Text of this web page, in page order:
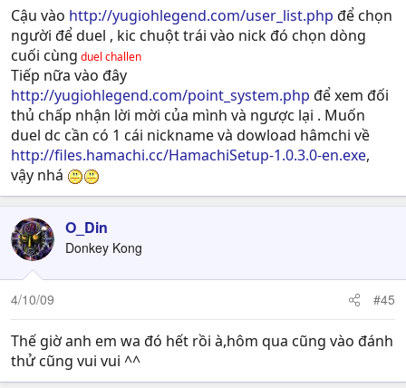
Cậu vào http://yugiohlegend.com/user_list.php để chọn
người để duel , kic chuột trái vào nick đó chọn dòng
cuối cùng duel challen
Tiếp nữa vào đây
http://yugiohlegend.com/point_system.php để xem đối
thủ chấp nhận lời mời của mình và ngược lại . Muốn
duel dc cần có 1 cái nickname và dowload hâmchi về
http://files.hamachi.cc/HamachiSetup-1.0.3.0-en.exe,
vậy nhá
O_Din
Donkey Kong
4/10/09 #45
Thế giờ anh em wa đó hết rồi à,hôm qua cũng vào đánh
thử cũng vui vui ^^